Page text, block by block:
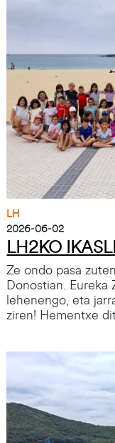
LH
2026-06-02
LH2KO
Ze ondo pasa
Donostian. Eureka
lehenengo, eta
ziren! Hementxe